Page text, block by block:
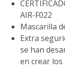
AIR-F022
Mascarilla
Extra
se han
en crear